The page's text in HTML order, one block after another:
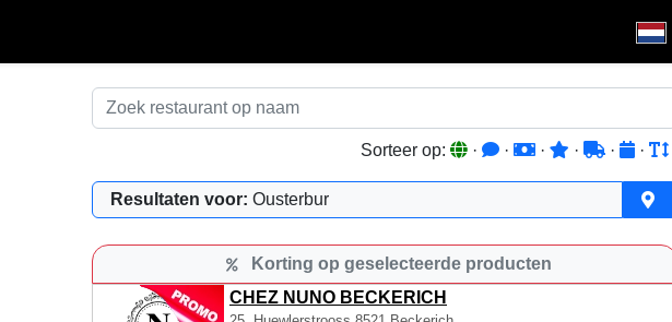
Sorteer op: · · · · · ·
Resultaten voor: Ousterbur
Korting op geselecteerde producten
CHEZ NUNO BECKERICH